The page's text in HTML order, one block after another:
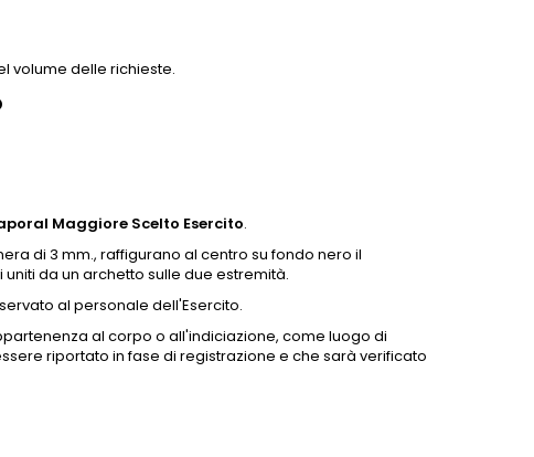
volume delle richieste.
Maggiore Scelto Esercito.
di 3 mm., raffigurano al centro su fondo nero il
da un archetto sulle due estremità.
al personale dell'Esercito.
al corpo o all'indiciazione, come luogo di
riportato in fase di registrazione e che sarà verificato